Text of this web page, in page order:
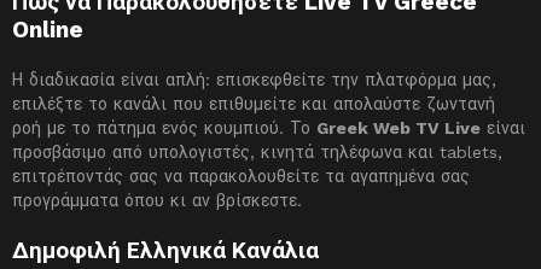
Online
Η διαδικασία είναι απλή: επισκεφθείτε την πλατφόρμα μας,
επιλέξτε το κανάλι που επιθυμείτε και απολαύστε ζωντανή
ροή με το πάτημα ενός κουμπιού. Το Greek Web TV Live είναι
προσβάσιμο από υπολογιστές, κινητά τηλέφωνα και tablets,
επιτρέποντάς σας να παρακολουθείτε τα αγαπημένα σας
προγράμματα όπου κι αν βρίσκεστε.
Δημοφιλή Ελληνικά Κανάλια